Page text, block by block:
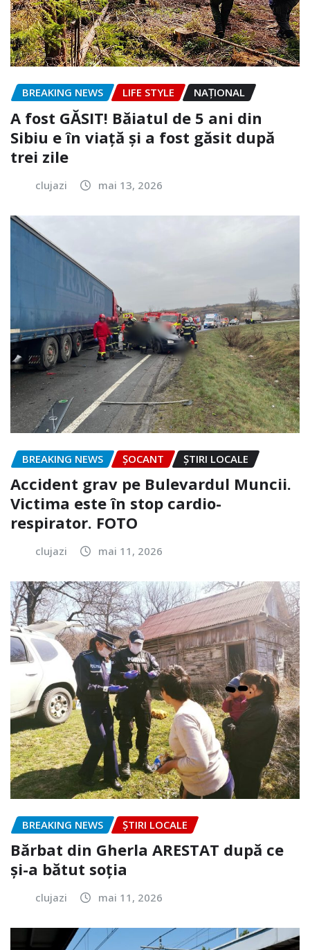
BREAKING NEWS LIFE STYLE NAŢIONAL
A fost GĂSIT! Băiatul de 5 ani din
Sibiu e în viață și a fost găsit după
trei zile
clujazi mai 13, 2026
BREAKING NEWS ȘOCANT ȘTIRI LOCALE
Accident grav pe Bulevardul Muncii.
Victima este în stop cardio-
respirator. FOTO
clujazi mai 11, 2026
BREAKING NEWS ȘTIRI LOCALE
Bărbat din Gherla ARESTAT după ce
și-a bătut soția
clujazi mai 11, 2026